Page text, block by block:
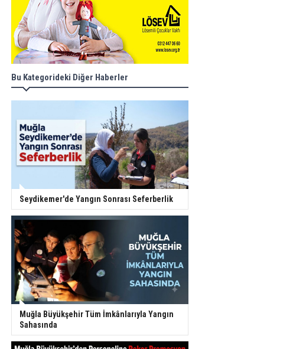
Bu Kategorideki Diğer Haberler
Seydikemer'de Yangın Sonrası Seferberlik
Muğla Büyükşehir Tüm İmkânlarıyla Yangın
Sahasında